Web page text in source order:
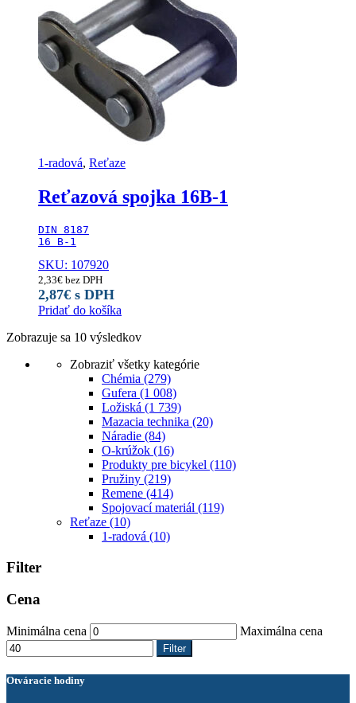
1-radová, Reťaze
Reťazová spojka 16B-1
DIN 8187
16 B-1
SKU: 107920
2,33€ bez DPH
2,87€ s DPH
Pridať do košíka
Zobrazuje sa 10 výsledkov
Zobraziť všetky kategórie
Chémia (279)
Gufera (1 008)
Ložiská (1 739)
Mazacia technika (20)
Náradie (84)
O-krúžok (16)
Produkty pre bicykel (110)
Pružiny (219)
Remene (414)
Spojovací materiál (119)
Reťaze (10)
1-radová (10)
Filter
Cena
Minimálna cena Maximálna cena
Filter
Otváracie hodiny